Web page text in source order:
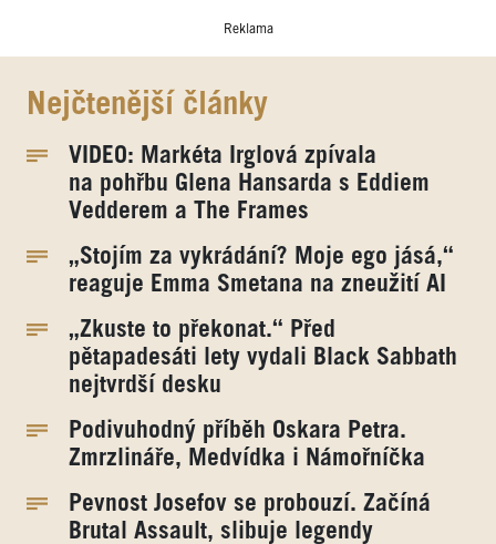
Reklama
Nejčtenější články
VIDEO: Markéta Irglová zpívala
na pohřbu Glena Hansarda s Eddiem
Vedderem a The Frames
„Stojím za vykrádání? Moje ego jásá,“
reaguje Emma Smetana na zneužití AI
„Zkuste to překonat.“ Před
pětapadesáti lety vydali Black Sabbath
nejtvrdší desku
Podivuhodný příběh Oskara Petra.
Zmrzlináře, Medvídka i Námořníčka
Pevnost Josefov se probouzí. Začíná
Brutal Assault, slibuje legendy